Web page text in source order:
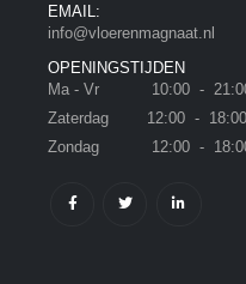
EMAIL:
info@vloerenmagnaat.nl
OPENINGSTIJDEN
Ma - Vr 10:00 -
Zaterdag 12:00 - 18:00
Zondag 12:00 -